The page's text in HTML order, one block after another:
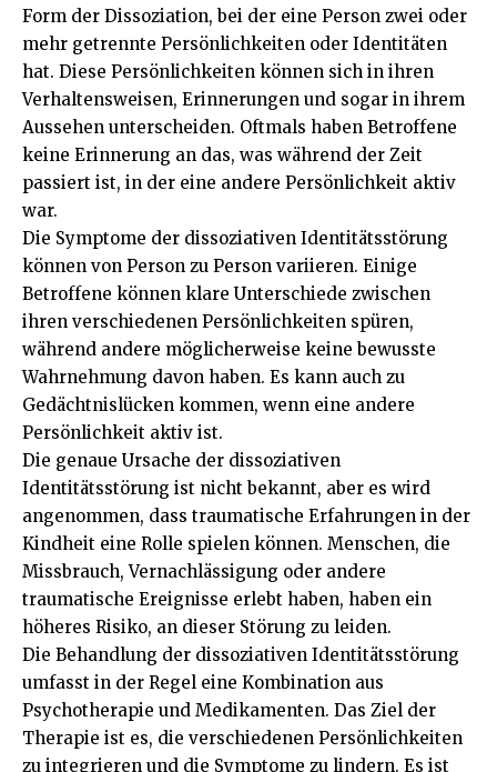
Form der Dissoziation, bei der eine Person zwei oder
mehr getrennte Persönlichkeiten oder Identitäten
hat. Diese Persönlichkeiten können sich in ihren
Verhaltensweisen, Erinnerungen und sogar in ihrem
Aussehen unterscheiden. Oftmals haben Betroffene
keine Erinnerung an das, was während der Zeit
passiert ist, in der eine andere Persönlichkeit aktiv
war.
Die Symptome der dissoziativen Identitätsstörung
können von Person zu Person variieren. Einige
Betroffene können klare Unterschiede zwischen
ihren verschiedenen Persönlichkeiten spüren,
während andere möglicherweise keine bewusste
Wahrnehmung davon haben. Es kann auch zu
Gedächtnislücken kommen, wenn eine andere
Persönlichkeit aktiv ist.
Die genaue Ursache der dissoziativen
Identitätsstörung ist nicht bekannt, aber es wird
angenommen, dass traumatische Erfahrungen in der
Kindheit eine Rolle spielen können. Menschen, die
Missbrauch, Vernachlässigung oder andere
traumatische Ereignisse erlebt haben, haben ein
höheres Risiko, an dieser Störung zu leiden.
Die Behandlung der dissoziativen Identitätsstörung
umfasst in der Regel eine Kombination aus
Psychotherapie und Medikamenten. Das Ziel der
Therapie ist es, die verschiedenen Persönlichkeiten
zu integrieren und die Symptome zu lindern. Es ist